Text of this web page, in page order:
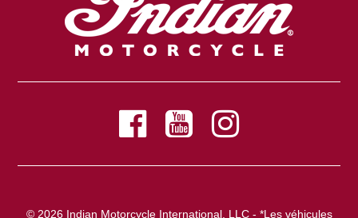
© 2026 Indian Motorcycle International, LLC - *Les véhicules